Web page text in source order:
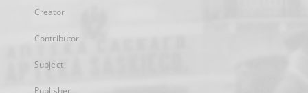
Creator
Contributor
Subject
Publisher